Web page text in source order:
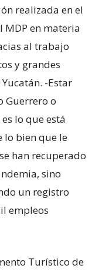
realizada en el
en materia
al trabajo
y grandes
-Estar
Guerrero o
lo que está
lo bien que le
han recuperado
sino
un registro
empleos
Turístico de